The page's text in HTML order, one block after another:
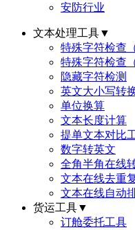
安防行业
文本处理工具▼
特殊字符检查
特殊字符检查
隐藏字符检测
英文大小写转
单位换算
文本长度计算
提单文本对比
数字转英文
全角半角在线
文本在线去重
文本在线自动
货运工具▼
订舱委托工具